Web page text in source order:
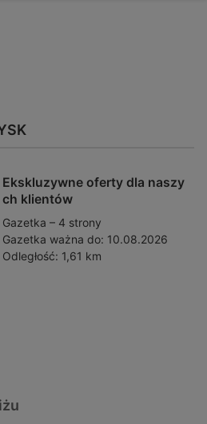
Ekskluzywne oferty dla naszy
ch klientów
Gazetka – 4 strony
Gazetka ważna do: 10.08.2026
Odległość: 1,61 km